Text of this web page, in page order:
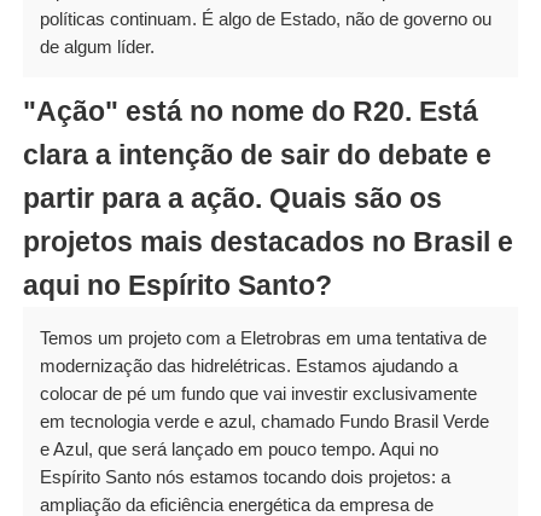
políticas continuam. É algo de Estado, não de governo ou
de algum líder.
"Ação" está no nome do R20. Está
clara a intenção de sair do debate e
partir para a ação. Quais são os
projetos mais destacados no Brasil e
aqui no Espírito Santo?
Temos um projeto com a Eletrobras em uma tentativa de
modernização das hidrelétricas. Estamos ajudando a
colocar de pé um fundo que vai investir exclusivamente
em tecnologia verde e azul, chamado Fundo Brasil Verde
e Azul, que será lançado em pouco tempo. Aqui no
Espírito Santo nós estamos tocando dois projetos: a
ampliação da eficiência energética da empresa de